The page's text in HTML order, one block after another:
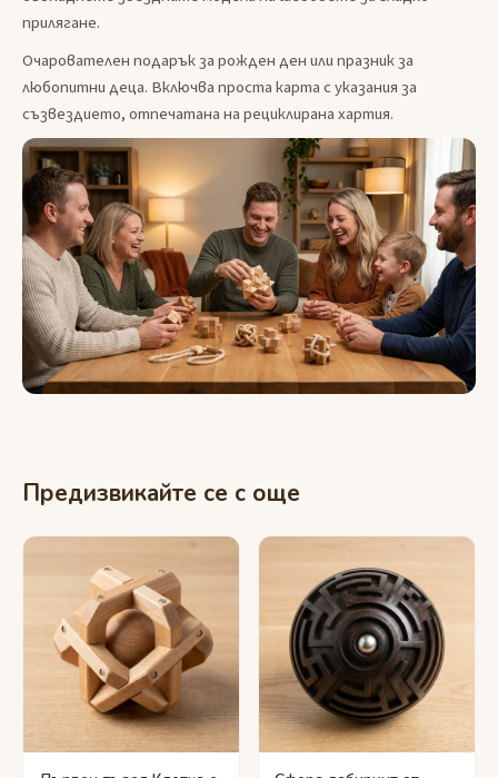
прилягане.
Очарователен подарък за рожден ден или празник за
любопитни деца. Включва проста карта с указания за
съзвездието, отпечатана на рециклирана хартия.
Предизвикайте се с още